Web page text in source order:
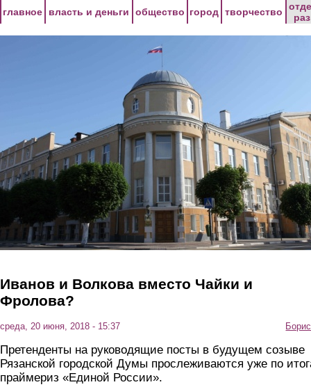
главное власть и деньги общество город творчество
Иванов и Волкова вместо Чайки и
Фролова?
среда, 20 июня, 2018 - 15:37
Претенденты на руководящие посты в будущем созыве
Рязанской городской Думы прослеживаются уже по
праймериз «Единой России».